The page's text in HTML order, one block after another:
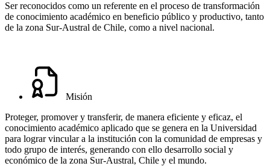
Ser reconocidos como un referente en el proceso de transformación
de conocimiento académico en beneficio público y productivo, tanto
de la zona Sur-Austral de Chile, como a nivel nacional.
Misión
Proteger, promover y transferir, de manera eficiente y eficaz, el
conocimiento académico aplicado que se genera en la Universidad
para lograr vincular a la institución con la comunidad de empresas y
todo grupo de interés, generando con ello desarrollo social y
económico de la zona Sur-Austral, Chile y el mundo.